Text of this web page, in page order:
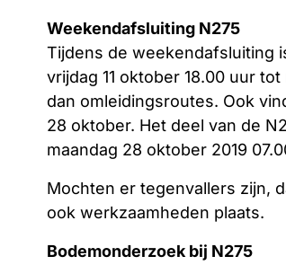
Weekendafsluiting N275
Tijdens de weekendafsluiting
vrijdag 11 oktober 18.00 uur
dan omleidingsroutes. Ook
28 oktober. Het deel van de
maandag 28 oktober 2019
Mochten er tegenvallers zijn,
ook werkzaamheden plaats.
Bodemonderzoek bij N275